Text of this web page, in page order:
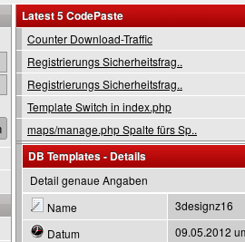
Latest 5 CodePaste
Counter Download-Traffic
Registrierungs Sicherheitsfrag..
Registrierungs Sicherheitsfrag..
Template Switch in index.php
maps/manage.php Spalte fürs Sp..
DB Templates - Details
Detail genaue Angaben
Name
3designz16
Datum
09.05.2012